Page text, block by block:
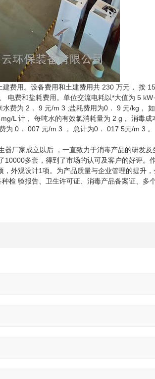
费用。设备费用和土建费用共 230 万元， 按
费和盐耗费用。单位交流电耗以*大值为 5
费为 2． 9 元/m 3 ;盐耗费用为0． 9 元/kg，
L 计， 每吨水的有效氯消耗量为 2 g， 消毒成
0． 007 元/m 3 ， 总计为0． 017 5元/m 3 。
厂家成立以后 ，一直致力于消毒产品的研发及
多套，得到了市场的认可及客户的好评。
外观设计1项。为产品质量与企业管理的提升
检 验报告、卫生许可证、消毒产品备案证、多